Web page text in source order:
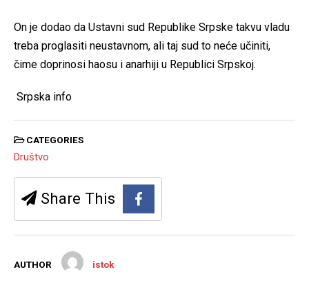
On je dodao da Ustavni sud Republike Srpske takvu vladu
treba proglasiti neustavnom, ali taj sud to neće učiniti,
čime doprinosi haosu i anarhiji u Republici Srpskoj.
Srpska info
CATEGORIES
Društvo
Share This
AUTHOR istok